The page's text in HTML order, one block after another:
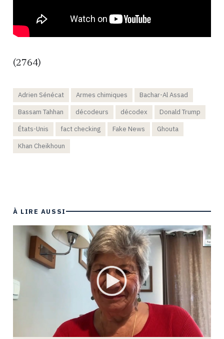
(2764)
Adrien Sénécat Armes chimiques
Bachar-Al Assad
Bassam Tahhan
décodeurs décodex
Donald Trump
États-Unis
fact checking Fake News
Ghouta
Khan Cheikhoun
À LIRE AUSSI